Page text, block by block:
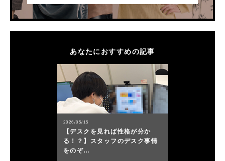
あなたにおすすめの記事
2026/05/15
【デスクを見れば性格が分か
る！？】スタッフのデスク事情
をのぞ…